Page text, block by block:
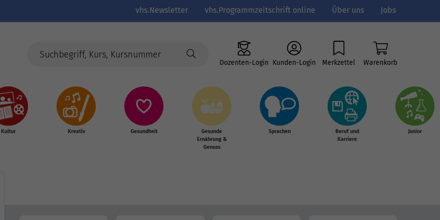
vhs.Newsletter vhs.Programmzeitschrift online Über uns Jobs
Dozenten-Login Kunden-Login Merkzettel Warenkorb
Kultur Kreativ Gesundheit
Gesunde
Ernährung &
Genuss
Sprachen
Beruf und
Karriere
Junior